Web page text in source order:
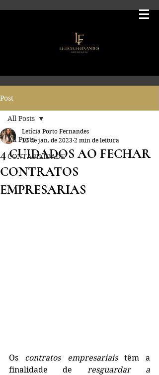
Post
All Posts
CONTABILIDADE
All Posts
4 CUIDADOS AO FECHAR
CONTRATOS
EMPRESARIAS
Letícia Porto Fernandes
12 de jan. de 2023 2 min de leitura
Os contratos empresariais têm a
finalidade de resguardar a